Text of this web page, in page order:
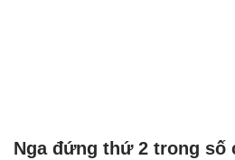
Nga đứng thứ 2 trong số